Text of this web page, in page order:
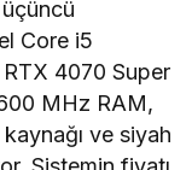
Core i5
4070 Super
MHz RAM,
ve siyah